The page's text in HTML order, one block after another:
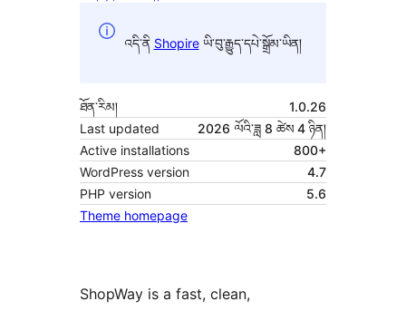
འདི་ནི Shopireཡི་བུ་རྒྱུད་དཔེ་སྒྲོམ་ཡིན།
ཐོན་རིམ།
1.0.26
Last updated
2026 ལོའི་ཟླ 8 ཚེས 4 ཉིན།
Active installations
800+
WordPress version
4.7
PHP version
5.6
Theme homepage
ShopWay is a fast, clean,